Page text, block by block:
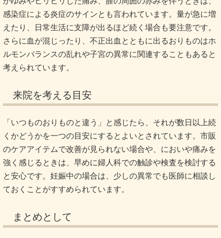
感染症による炎症のサインとも言われています。量が急に増
えたり、日常生活に支障が出るほど続く場合も要注意です。
さらに血が混じったり、不正出血とともに出るおりものはホ
ルモンバランスの乱れや子宮の異常に関連することもあると
考えられています。
来院を考える目安
「いつものおりものと違う」と感じたら、それが数日以上続
くかどうかを一つの目安にするとよいとされています。市販
のケアアイテムで改善が見られない場合や、においや痛みを
強く感じるときは、早めに婦人科での触診や検査を検討する
と安心です。妊娠中の場合は、少しの異常でも医師に相談し
ておくことがすすめられています。
まとめとして